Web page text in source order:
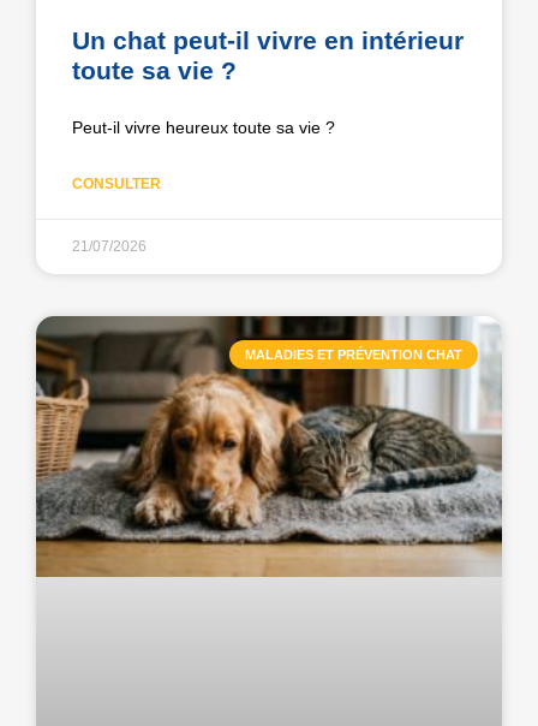
Un chat peut-il vivre en intérieur
toute sa vie ?
Peut-il vivre heureux toute sa vie ?
CONSULTER
21/07/2026
MALADIES ET PRÉVENTION CHAT